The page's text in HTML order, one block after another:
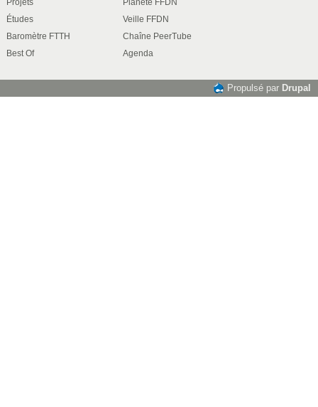
Études
Baromètre FTTH
Best Of
Veille FFDN
Chaîne PeerTube
Agenda
Propulsé par Drupal